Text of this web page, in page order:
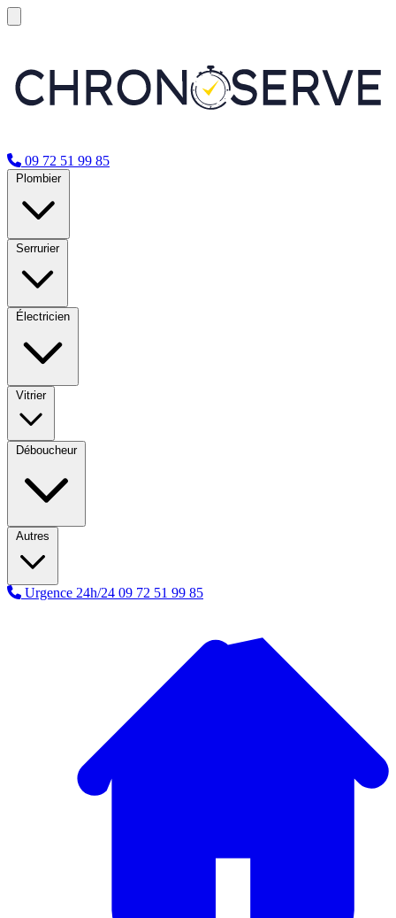
09 72 51 99 85
Plombier
Serrurier
Électricien
Vitrier
Déboucheur
Autres
Urgence 24h/24 09 72 51 99 85